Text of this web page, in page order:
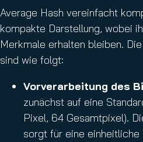
Average Hash vereinfacht
kompakte Darstellung, wobei
Merkmale erhalten bleiben.
sind wie folgt:
Vorverarbeitung des
zunächst auf eine
Pixel, 64 Gesamtpixel).
sorgt für eine einheitliche